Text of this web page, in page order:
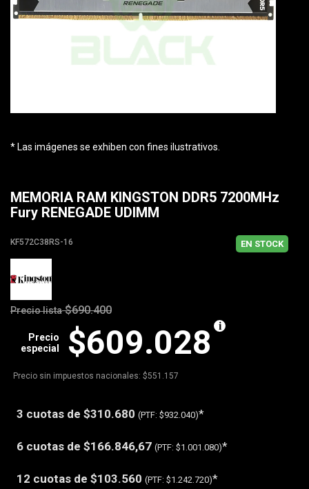
* Las imágenes se exhiben con fines ilustrativos.
MEMORIA RAM KINGSTON DDR5 7200MHz
Fury RENEGADE UDIMM
KF572C38RS-16 EN STOCK
Precio lista $690.400
$609.028
Precio
especial
Precio sin impuestos nacionales: $551.157
3 cuotas de $310.680 (PTF: $932.040)*
6 cuotas de $166.846,67 (PTF: $1.001.080)*
12 cuotas de $103.560 (PTF: $1.242.720)*